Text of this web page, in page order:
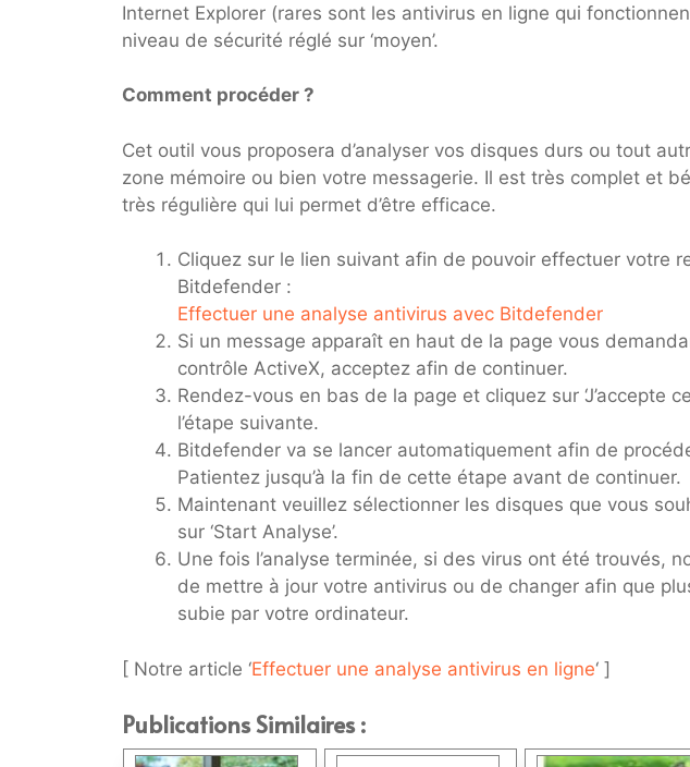
Internet Explorer (rares sont les antivirus en ligne qui
niveau de sécurité réglé sur ‘moyen’.
Comment procéder ?
Cet outil vous proposera d’analyser vos disques durs ou tout
zone mémoire ou bien votre messagerie. Il est très complet et
très régulière qui lui permet d’être efficace.
Cliquez sur le lien suivant afin de pouvoir effectuer votre
Bitdefender :
Effectuer une analyse antivirus avec Bitdefender
Si un message apparaît en haut de la page vous
contrôle ActiveX, acceptez afin de continuer.
Rendez-vous en bas de la page et cliquez sur ‘J’accepte
l’étape suivante.
Bitdefender va se lancer automatiquement afin de
Patientez jusqu’à la fin de cette étape avant de continuer.
Maintenant veuillez sélectionner les disques que vous
sur ‘Start Analyse’.
Une fois l’analyse terminée, si des virus ont été trouvés,
de mettre à jour votre antivirus ou de changer afin que
subie par votre ordinateur.
[ Notre article ‘Effectuer une analyse antivirus en ligne‘ ]
Publications Similaires :